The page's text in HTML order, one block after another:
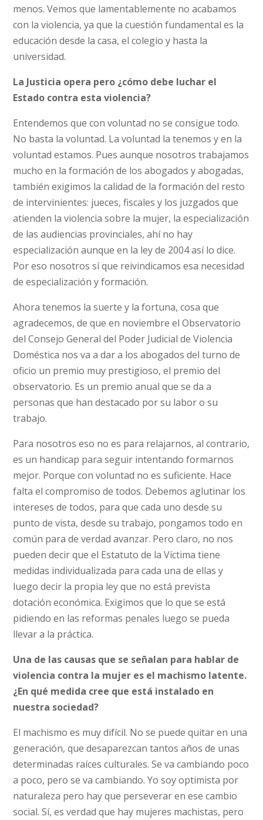
menos. Vemos que lamentablemente no acabamos
con la violencia, ya que la cuestión fundamental es la
educación desde la casa, el colegio y hasta la
universidad.
La Justicia opera pero ¿cómo debe luchar el
Estado contra esta violencia?
Entendemos que con voluntad no se consigue todo.
No basta la voluntad. La voluntad la tenemos y en la
voluntad estamos. Pues aunque nosotros trabajamos
mucho en la formación de los abogados y abogadas,
también exigimos la calidad de la formación del resto
de intervinientes: jueces, fiscales y los juzgados que
atienden la violencia sobre la mujer, la especialización
de las audiencias provinciales, ahí no hay
especialización aunque en la ley de 2004 así lo dice.
Por eso nosotros sí que reivindicamos esa necesidad
de especialización y formación.
Ahora tenemos la suerte y la fortuna, cosa que
agradecemos, de que en noviembre el Observatorio
del Consejo General del Poder Judicial de Violencia
Doméstica nos va a dar a los abogados del turno de
oficio un premio muy prestigioso, el premio del
observatorio. Es un premio anual que se da a
personas que han destacado por su labor o su
trabajo.
Para nosotros eso no es para relajarnos, al contrario,
es un handicap para seguir intentando formarnos
mejor. Porque con voluntad no es suficiente. Hace
falta el compromiso de todos. Debemos aglutinar los
intereses de todos, para que cada uno desde su
punto de vista, desde su trabajo, pongamos todo en
común para de verdad avanzar. Pero claro, no nos
pueden decir que el Estatuto de la Víctima tiene
medidas individualizada para cada una de ellas y
luego decir la propia ley que no está prevista
dotación económica. Exigimos que lo que se está
pidiendo en las reformas penales luego se pueda
llevar a la práctica.
Una de las causas que se señalan para hablar de
violencia contra la mujer es el machismo latente.
¿En qué medida cree que está instalado en
nuestra sociedad?
El machismo es muy difícil. No se puede quitar en una
generación, que desaparezcan tantos años de unas
determinadas raíces culturales. Se va cambiando poco
a poco, pero se va cambiando. Yo soy optimista por
naturaleza pero hay que perseverar en ese cambio
social. Sí, es verdad que hay mujeres machistas, pero